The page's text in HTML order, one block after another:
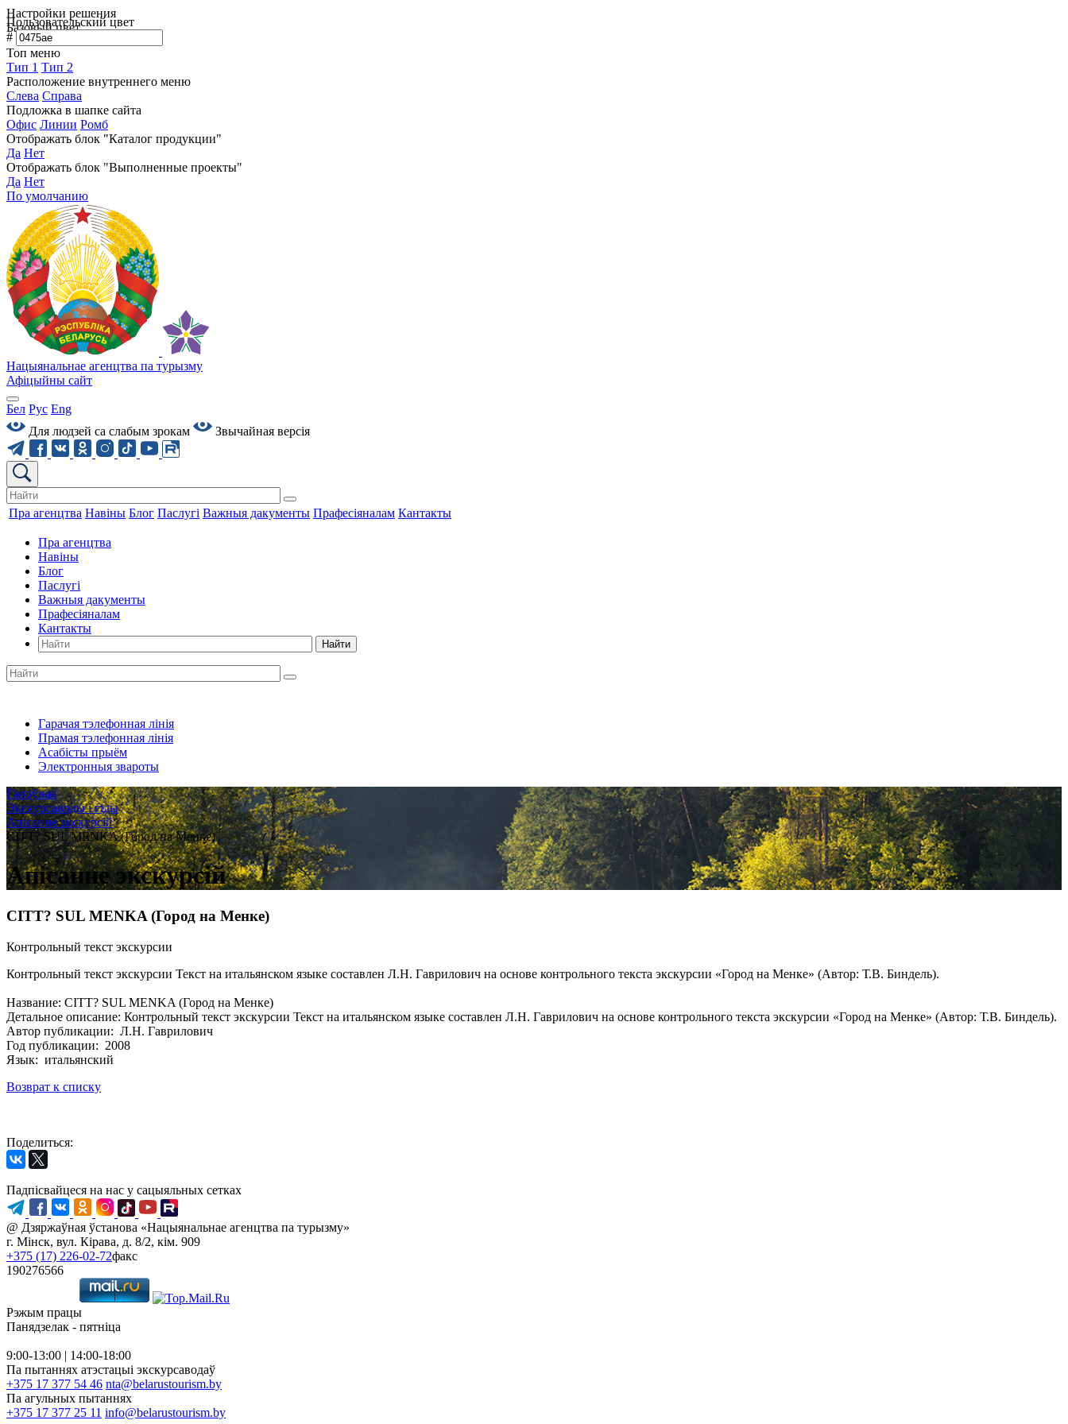
Настройки решения
Базовый цвет
Пользовательский цвет
#
Топ меню
Тип 1 Тип 2
Расположение внутреннего меню
Слева Справа
Подложка в шапке сайта
Офис Линии Ромб
Отображать блок "Каталог продукции"
Да Нет
Отображать блок "Выполненные проекты"
Да Нет
По умолчанию
Нацыянальнае агенцтва па турызму
Афіцыйны сайт
Бел Рус Eng
Для людзей са слабым зрокам
Звычайная версiя
Пра агенцтва Навіны Блог Паслугі Важныя дакументы Прафесіяналам Кантакты
Пра агенцтва
Навіны
Блог
Паслугі
Важныя дакументы
Прафесіяналам
Кантакты
Найти
Гарачая тэлефонная лінія
Прамая тэлефонная лінія
Асабісты прыём
Электронныя звароты
Галоўная
Экскурсаводы і гіды
Апісанне экскурсій
CITT? SUL MENKA (Город на Менке)
Апісанне экскурсій
CITT? SUL MENKA (Город на Менке)
Контрольный текст экскурсии
Контрольный текст экскурсии Текст на итальянском языке составлен Л.Н. Гаврилович на основе контрольного текста экскурсии «Город на Менке» (Автор: Т.В. Биндель).
Название: CITT? SUL MENKA (Город на Менке)
Детальное описание: Контрольный текст экскурсии Текст на итальянском языке составлен Л.Н. Гаврилович на основе контрольного текста экскурсии «Город на Менке» (Автор: Т.В. Биндель).
Автор публикации: Л.Н. Гаврилович
Год публикации: 2008
Язык: итальянский
Возврат к списку
Поделиться:
Падпісвайцеся на нас у сацыяльных сетках
@ Дзяржаўная ўстанова «Нацыянальнае агенцтва па турызму»
г. Мінск, вул. Кірава, д. 8/2, кім. 909
+375 (17) 226-02-72факс
190276566
Рэжым працы
Панядзелак - пятніца
9:00-13:00 | 14:00-18:00
Па пытаннях атэстацыі экскурсаводаў
+375 17 377 54 46 nta@belarustourism.by
Па агульных пытаннях
+375 17 377 25 11 info@belarustourism.by